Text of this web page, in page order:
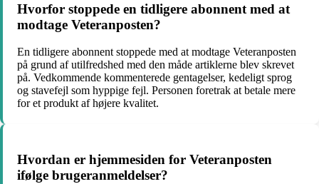
Hvorfor stoppede en tidligere abonnent med at
modtage Veteranposten?
En tidligere abonnent stoppede med at modtage Veteranposten
på grund af utilfredshed med den måde artiklerne blev skrevet
på. Vedkommende kommenterede gentagelser, kedeligt sprog
og stavefejl som hyppige fejl. Personen foretrak at betale mere
for et produkt af højere kvalitet.
Hvordan er hjemmesiden for Veteranposten
ifølge brugeranmeldelser?